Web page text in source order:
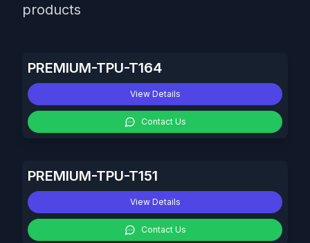
products
PREMIUM-TPU-T164
View Details
Contact Us
PREMIUM-TPU-T151
View Details
Contact Us